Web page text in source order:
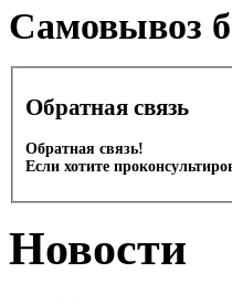
Cамовывоз
Обратная связь
Обратная связь!
Если хотите
Новости